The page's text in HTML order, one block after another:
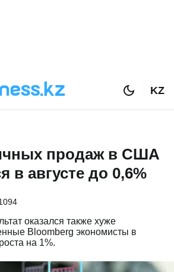
KZ
продаж в США
в августе до 0,6%
оказался также хуже
Bloomberg экономисты в
на 1%.